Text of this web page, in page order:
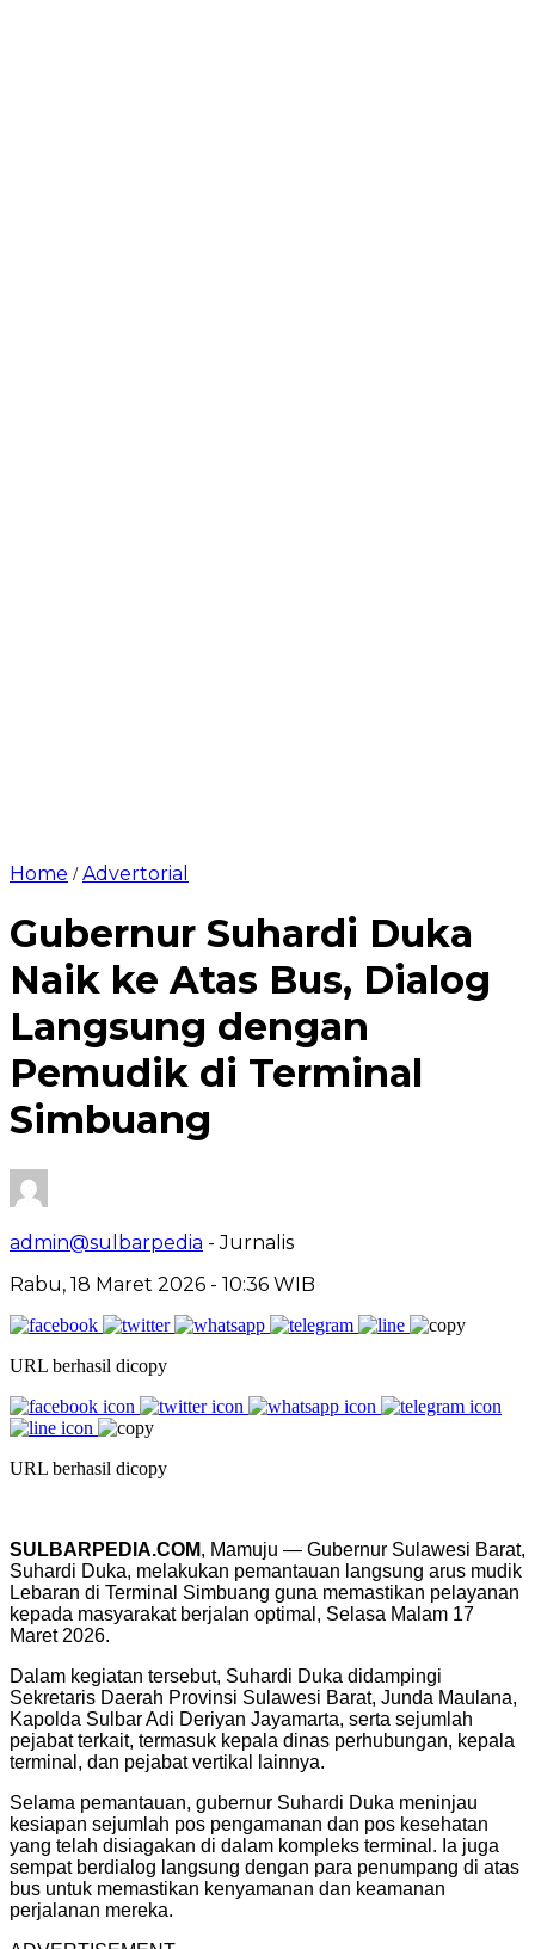
Home /Advertorial
Gubernur Suhardi Duka
Naik ke Atas Bus, Dialog
Langsung dengan
Pemudik di Terminal
Simbuang
admin@sulbarpedia - Jurnalis
Rabu, 18 Maret 2026 - 10:36 WIB
URL berhasil dicopy
URL berhasil dicopy
SULBARPEDIA.COM, Mamuju — Gubernur Sulawesi Barat,
Suhardi Duka, melakukan pemantauan langsung arus mudik
Lebaran di Terminal Simbuang guna memastikan pelayanan
kepada masyarakat berjalan optimal, Selasa Malam 17
Maret 2026.
Dalam kegiatan tersebut, Suhardi Duka didampingi
Sekretaris Daerah Provinsi Sulawesi Barat, Junda Maulana,
Kapolda Sulbar Adi Deriyan Jayamarta, serta sejumlah
pejabat terkait, termasuk kepala dinas perhubungan, kepala
terminal, dan pejabat vertikal lainnya.
Selama pemantauan, gubernur Suhardi Duka meninjau
kesiapan sejumlah pos pengamanan dan pos kesehatan
yang telah disiagakan di dalam kompleks terminal. Ia juga
sempat berdialog langsung dengan para penumpang di atas
bus untuk memastikan kenyamanan dan keamanan
perjalanan mereka.